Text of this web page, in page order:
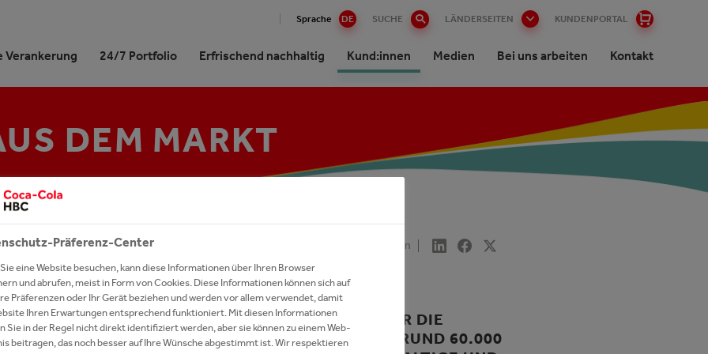
Sprache DE SUCHE LÄNDERSEITEN KUNDENPORTAL
Verankerung 24/7 Portfolio Erfrischend nachhaltig Kund:innen Medien Bei uns arbeiten Kontakt
HBC auf einen Blick
Beziehung zur The Coca-
Management
Strategie
Auszeichnungen
Verankerung in Zahlen
Produktion
mit Kohlensäure
ohne Kohlensäure
Drinks
Spirits
A-Z
Commitment
& Ziele
& Recycling
& Quellschutz
& Klimaschutz
& Ökosystem
Verantwortung
am Markt gewinnen
aus dem Markt
und Office-Lösungen
für Kund:innen
und Logo-Datenbank
Registrierung
Stories
mit uns arbeiten
Netzwerk
Professionals
DEM MARKT
Markt Freigeben
VORARLBERG, VON DER GASTRONOMIE ÜBER DIE
LEBENSMITTELEINZELHANDEL: MIT UNSEREN RUND 60.000
Präferenz-Center
eine Website besuchen, kann diese Informationen über Ihren Browser
und abrufen, meist in Form von Cookies. Diese Informationen können sich auf
Präferenzen oder Ihr Gerät beziehen und werden vor allem verwendet, damit
Ihren Erwartungen entsprechend funktioniert. Mit diesen Informationen
Sie in der Regel nicht direkt identifiziert werden, aber sie können zu einem Web-
beitragen, das noch besser auf Ihre Wünsche abgestimmt ist. Wir respektieren